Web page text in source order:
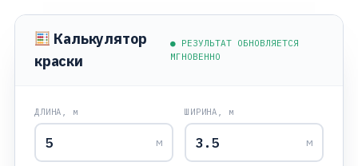
Калькулятор
краски
● РЕЗУЛЬТАТ ОБНОВЛЯЕТСЯ
МГНОВЕННО
ДЛИНА, м
м
ШИРИНА, м
м